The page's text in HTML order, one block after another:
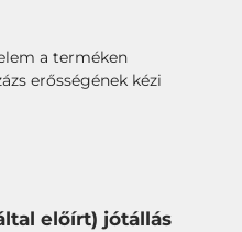
a terméken
erősségének kézi
előírt) jótállás